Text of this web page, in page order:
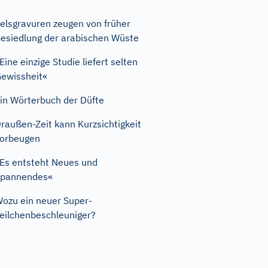
zeugen von früher
der arabischen Wüste
einzige Studie liefert selten
Wörterbuch der Düfte
Zeit kann Kurzsichtigkeit
entsteht Neues und
ein neuer Super-